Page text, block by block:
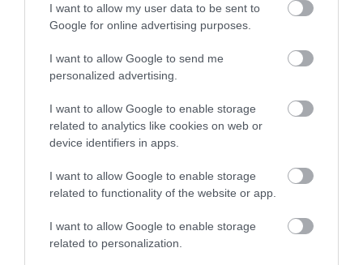
I want to allow my user data to be sent to
Google for online advertising purposes.
I want to allow Google to send me
personalized advertising.
I want to allow Google to enable storage
related to analytics like cookies on web or
device identifiers in apps.
I want to allow Google to enable storage
related to functionality of the website or app.
I want to allow Google to enable storage
related to personalization.
KORAI MÉG MINDENTUDÓNAK
HINNI MAGUNKAT
2026-07-30
VALAKI VÉGRE RÁNÉZETT
RENDESEN
2026-07-28